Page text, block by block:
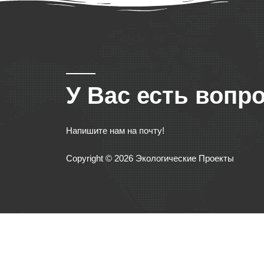
У Вас есть
Напишите нам на почту!
Copyright © 2026 Экологические Проекты